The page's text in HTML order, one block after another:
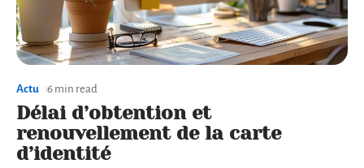
Actu 6 min read
Délai d’obtention et
renouvellement de la carte
d’identité